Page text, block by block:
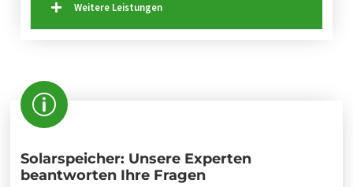
Weitere Leistungen
Solarspeicher: Unsere Experten
beantworten Ihre Fragen